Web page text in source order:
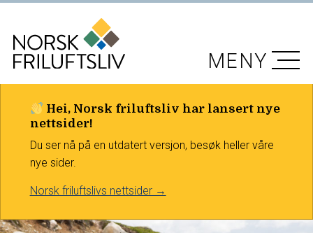
Hei, Norsk friluftsliv har lansert nye
nettsider!
Du ser nå på en utdatert versjon, besøk heller våre
nye sider.
Norsk friluftslivs nettsider →
MENY